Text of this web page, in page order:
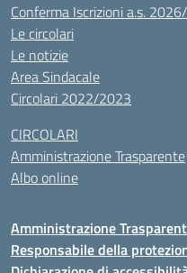
Conferma Iscrizioni a.s.
Le circolari
Le notizie
Area Sindacale
Circolari 2022/2023
CIRCOLARI
Amministrazione Trasparente
Albo online
Amministrazione
Responsabile della